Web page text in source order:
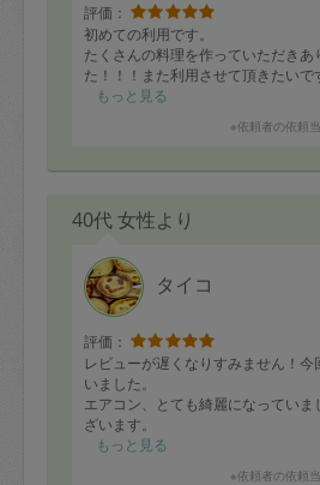
評価：
初めての利用です。
たくさんの料理を作っていただきあ
た！！！また利用させて頂きたいで
もっと見る
※依頼者の依頼
40代 女性より
タイコ
評価：
レビューが遅くなりすみません！
いました。
エアコン、とても綺麗になってい
ざいます。
次回もよろしくお願いします。
もっと見る
※依頼者の依頼